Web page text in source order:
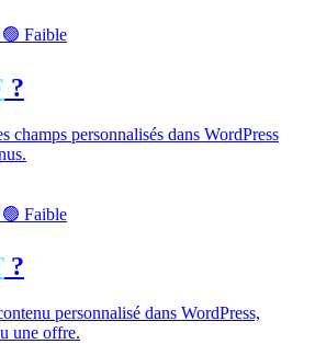
🟢 Faible
?
champs personnalisés dans WordPress
🟢 Faible
?
personnalisé dans WordPress,
une offre.